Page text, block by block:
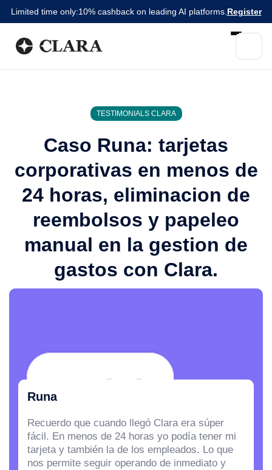
Limited time only:10% cashback on leading AI platforms. Register
TESTIMONIALS CLARA
Caso Runa: tarjetas
corporativas en menos de
24 horas, eliminacion de
reembolsos y papeleo
manual en la gestion de
gastos con Clara.
Runa
Recuerdo que cuando llegó Clara era súper
fácil. En menos de 24 horas yo podía tener mi
tarjeta y también la de los empleados. Lo que
nos permite seguir operando de inmediato y